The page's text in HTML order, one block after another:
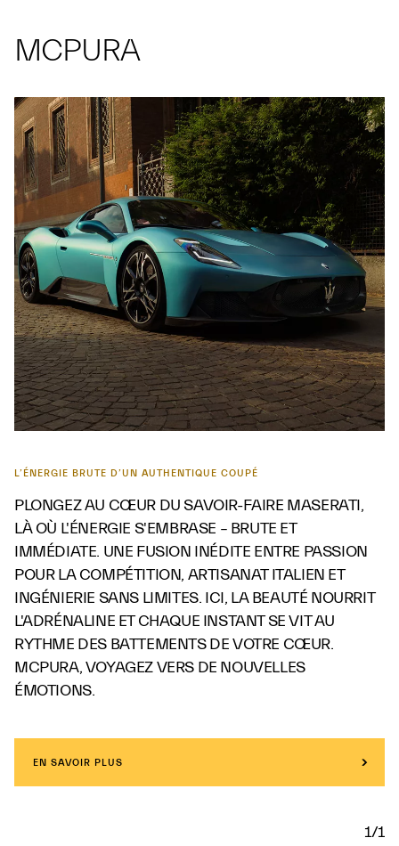
MCPURA
L’ÉNERGIE BRUTE D’UN AUTHENTIQUE COUPÉ
PLONGEZ AU CŒUR DU SAVOIR-FAIRE MASERATI,
LÀ OÙ L'ÉNERGIE S'EMBRASE – BRUTE ET
IMMÉDIATE. UNE FUSION INÉDITE ENTRE PASSION
POUR LA COMPÉTITION, ARTISANAT ITALIEN ET
INGÉNIERIE SANS LIMITES. ICI, LA BEAUTÉ NOURRIT
L'ADRÉNALINE ET CHAQUE INSTANT SE VIT AU
RYTHME DES BATTEMENTS DE VOTRE CŒUR.
MCPURA, VOYAGEZ VERS DE NOUVELLES
ÉMOTIONS.
EN SAVOIR PLUS
1/1